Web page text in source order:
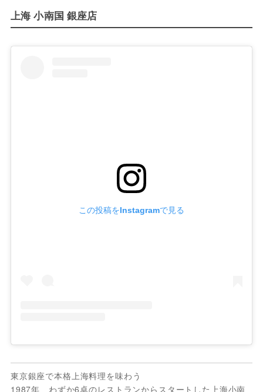
上海 小南国 銀座店
この投稿をInstagramで見る
東京銀座で本格上海料理を味わう
1987年、わずか6卓のレストランからスタートした上海小南